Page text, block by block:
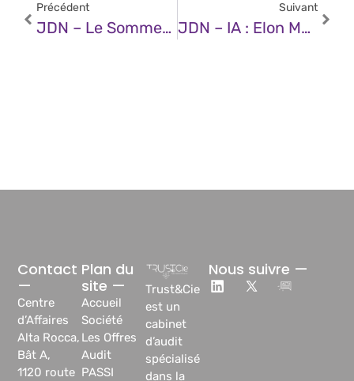
Précédent
JDN – Le Sommet Pour L’action Sur L’IA Se Conclut Par Une Passe D’armes UE / Etats-Unis
Suivant
JDN – IA : Elon Musk Offre 97 Milliards De Dollars Racheter OpenAI
Trust&Cie
est un
cabinet
d’audit
spécialisé
dans la
Plan du
site —
Accueil
Société
Les Offres
Audit
PASSI
Contact
—
Centre
d’Affaires
Alta Rocca,
Bât A,
1120 route
Nous suivre —